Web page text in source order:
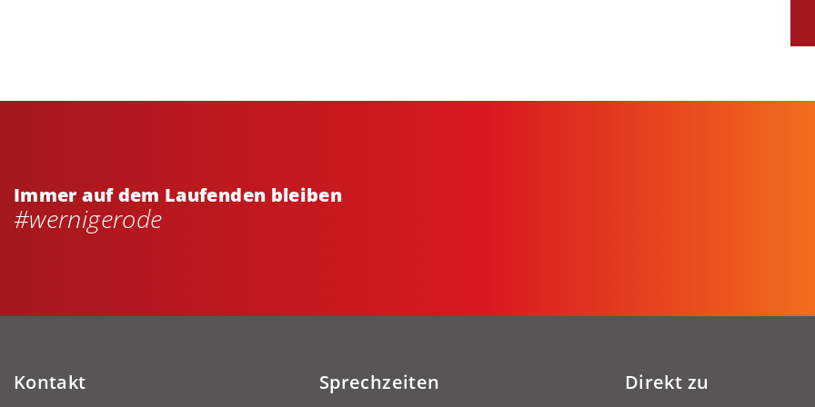
Immer auf dem Laufenden bleiben
#wernigerode
Kontakt Sprechzeiten Direkt zu